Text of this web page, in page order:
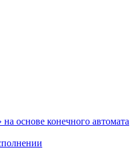
основе конечного автомата